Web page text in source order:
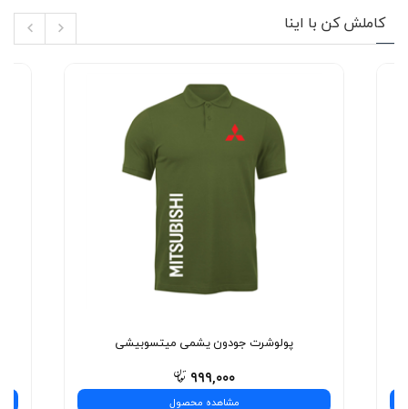
کاملش کن با اینا
پولوشرت جودون یشمی میتسوبیشی
۹۹۹,۰۰۰
مشاهده محصول